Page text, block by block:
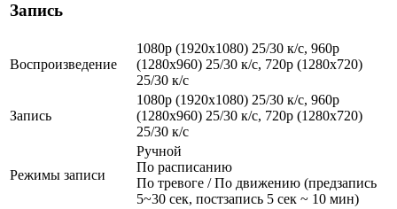
Запись
Воспроизведение
1080p (1920x1080) 25/30 к/с, 960p
(1280х960) 25/30 к/с, 720p (1280х720)
25/30 к/с
Запись
1080p (1920x1080) 25/30 к/с, 960p
(1280х960) 25/30 к/с, 720p (1280х720)
25/30 к/с
Режимы записи
Ручной
По расписанию
По тревоге / По движению (предзапись
5~30 сек, постзапись 5 сек ~ 10 мин)